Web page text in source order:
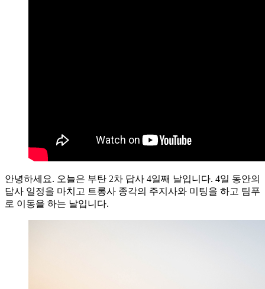
안녕하세요. 오늘은 부탄 2차 답사 4일째 날입니다. 4일 동안의
답사 일정을 마치고 트롱사 종각의 주지사와 미팅을 하고 팀푸
로 이동을 하는 날입니다.